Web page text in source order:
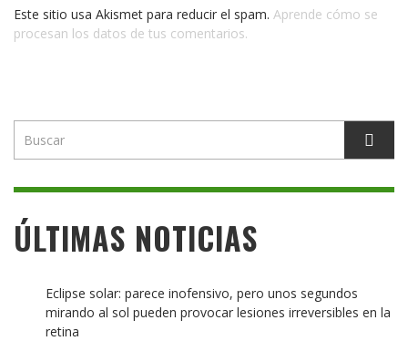
Este sitio usa Akismet para reducir el spam. Aprende cómo se
procesan los datos de tus comentarios.
ÚLTIMAS NOTICIAS
Eclipse solar: parece inofensivo, pero unos segundos
mirando al sol pueden provocar lesiones irreversibles en la
retina